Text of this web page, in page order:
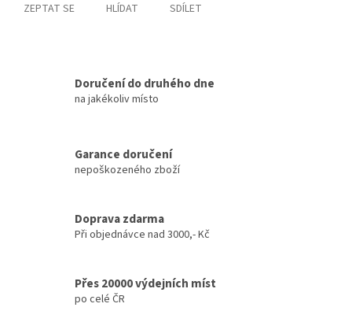
ZEPTAT SE HLÍDAT SDÍLET
Doručení do druhého dne
na jakékoliv místo
Garance doručení
nepoškozeného zboží
Doprava zdarma
Při objednávce nad 3000,- Kč
Přes 20000 výdejních míst
po celé ČR